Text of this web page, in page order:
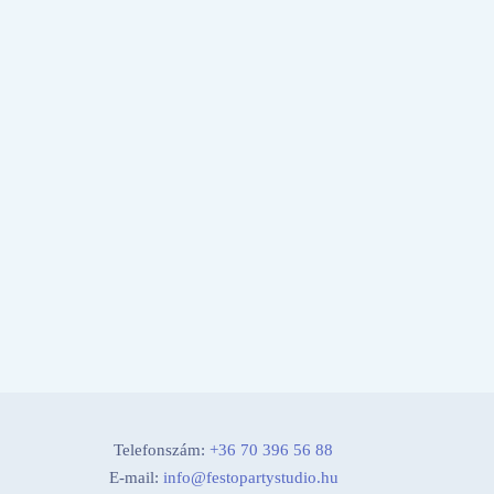
Telefonszám:+36 70 396 56 88
E-mail: info@festopartystudio.hu